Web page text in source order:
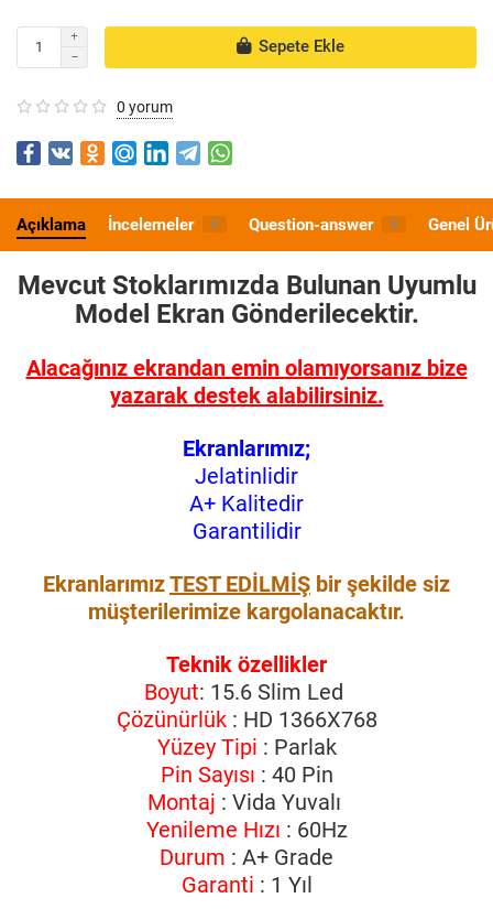
Sepete Ekle
0 yorum
Açıklama İncelemeler 0 Question-answer 0 Genel
Mevcut Stoklarımızda Bulunan Uyumlu
Model Ekran Gönderilecektir.
Alacağınız ekrandan emin olamıyorsanız bize
yazarak destek alabilirsiniz.
Ekranlarımız;
Jelatinlidir
A+ Kalitedir
Garantilidir
EkranlarımızTEST EDİLMİŞ bir şekilde siz
müşterilerimize kargolanacaktır.
Teknik özellikler
Boyut: 15.6 Slim Led
Çözünürlük: HD 1366X768
Yüzey Tipi : Parlak
Pin Sayısı : 40 Pin
Montaj : Vida Yuvalı
Yenileme Hızı : 60Hz
Durum : A+ Grade
Garanti : 1 Yıl